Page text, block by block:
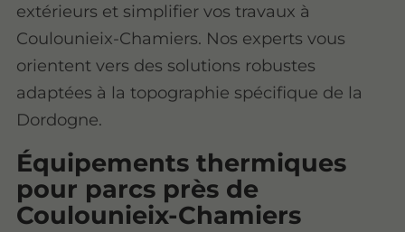
extérieurs et simplifier vos travaux à
Coulounieix-Chamiers. Nos experts vous
orientent vers des solutions robustes
adaptées à la topographie spécifique de la
Dordogne.
Équipements thermiques
pour parcs près de
Coulounieix-Chamiers